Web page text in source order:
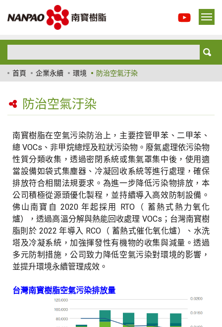
首頁 企業永續 環境 防治空氣汙染
防治空氣汙染
南寳樹脂在空氣污染防治上，主要控管甲苯、二甲苯、
總 VOCs、非甲烷總烴及粒狀污染物。廢氣處理依污染物
性質分類收集，透過密閉系統或集氣罩集中後，使用適
當設備如袋式集塵器、冷凝回收系統等進行處理，確保
排放符合相關法規要求。為進一步降低污染物排放，本
公司積極從源頭優化製程，並持續導入高效防制設備。
佛山南寶自 2020 年起採用 RTO（ 蓄熱式熱力氧化
爐），透過高溫分解與熱能回收處理 VOCs；台灣南寳樹
脂則於 2022 年導入 RCO（ 蓄熱式催化氧化爐）、水洗
塔及冷凝系統，加強揮發性有機物的收集與減量。透過
多元防制措施，公司致力降低空氣污染對環境的影響，
並提升環境永續管理成效。
台灣南寳樹脂空氣污染排放量